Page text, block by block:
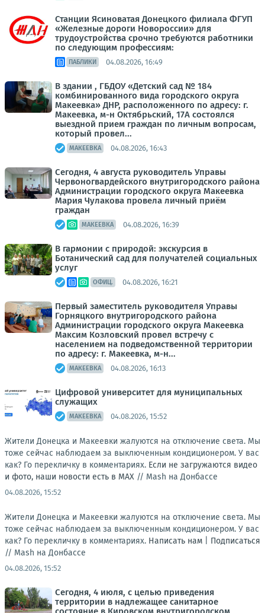
Станции Ясиноватая Донецкого филиала ФГУП
«Железные дороги Новороссии» для
трудоустройства срочно требуются работники
по следующим профессиям:
ПАБЛИКИ 04.08.2026, 16:49
В здании , ГБДОУ «Детский сад № 184
комбинированного вида городского округа
Макеевка» ДНР, расположенного по адресу: г.
Макеевка, м-н Октябрьский, 17А состоялся
выездной прием граждан по личным вопросам,
который провел...
МАКЕЕВКА 04.08.2026, 16:43
Сегодня, 4 августа руководитель Управы
Червоногвардейского внутригородского района
Администрации городского округа Макеевка
Мария Чулакова провела личный приём
граждан
МАКЕЕВКА 04.08.2026, 16:39
В гармонии с природой: экскурсия в
Ботанический сад для получателей социальных
услуг
ОФИЦ. 04.08.2026, 16:21
Первый заместитель руководителя Управы
Горняцкого внутригородского района
Администрации городского округа Макеевка
Максим Козловский провел встречу с
населением на подведомственной территории
по адресу: г. Макеевка, м-н...
МАКЕЕВКА 04.08.2026, 16:13
Цифровой университет для муниципальных
служащих
МАКЕЕВКА 04.08.2026, 15:52
Жители Донецка и Макеевки жалуются на отключение света. Мы
тоже сейчас наблюдаем за выключенным кондиционером. У вас
как? Го перекличку в комментариях. Если не загружаются видео
и фото, наши новости есть в MAX // Mash на Донбассе
04.08.2026, 15:52
Жители Донецка и Макеевки жалуются на отключение света. Мы
тоже сейчас наблюдаем за выключенным кондиционером. У вас
как? Го перекличку в комментариях. Написать нам
Подписаться
// Mash на Донбассе
04.08.2026, 15:52
Сегодня, 4 июля, с целью приведения
территории в надлежащее санитарное